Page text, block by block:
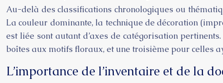
Au-delà des classifications chronologiques ou
La couleur dominante, la technique de décoration
est liée sont autant d’axes de catégorisation
boîtes aux motifs floraux, et une troisième pour celles
L’importance de l’inventaire et de la